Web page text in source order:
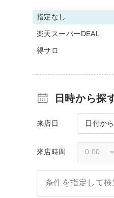
指定なし
楽天スーパーDEAL
得サロ
日時から探
来店日 日付か
来店時間
条件を指定して検